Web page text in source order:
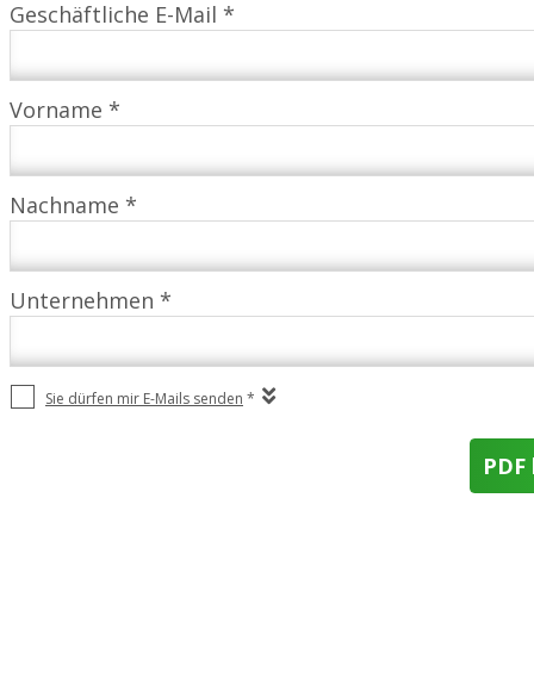
Geschäftliche E-Mail *
Vorname *
Nachname *
Unternehmen *
Sie dürfen mir E-Mails senden *